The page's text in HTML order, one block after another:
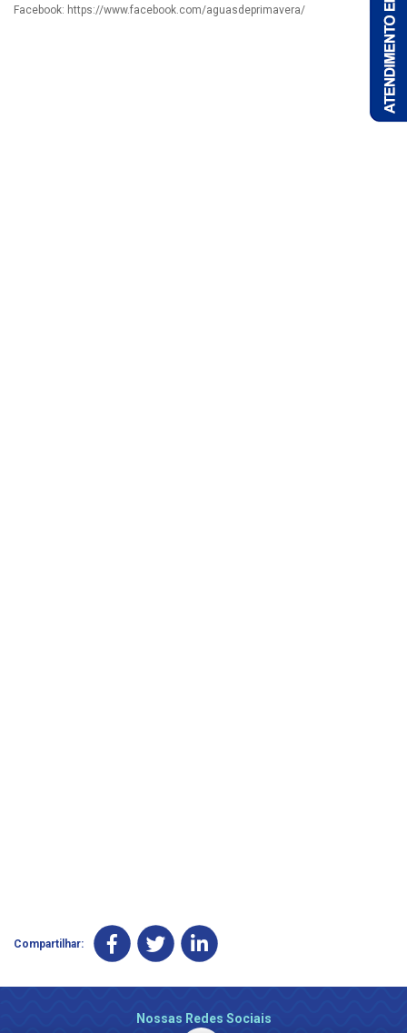
Facebook: https://www.facebook.com/aguasdeprimavera/
Compartilhar:
Nossas Redes Sociais